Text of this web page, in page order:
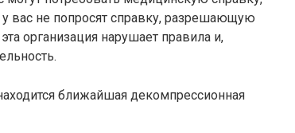
вас не попросят справку, разрешающую
организация нарушает правила и,
ближайшая декомпрессионная